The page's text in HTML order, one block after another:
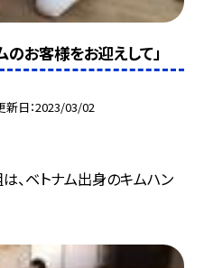
のお客様をお迎えして」
新日 2023/03/02
は、ベトナム出身のキムハン